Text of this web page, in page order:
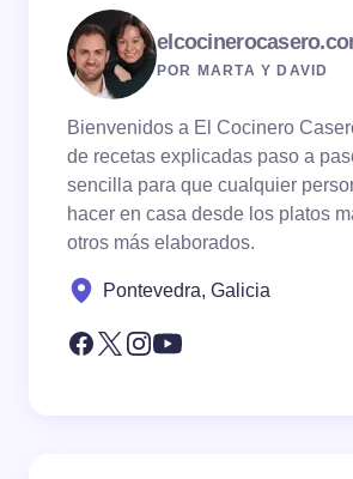
POR MARTA Y DAVID
Bienvenidos a El Cocinero
de recetas explicadas paso a
sencilla para que cualquier
hacer en casa desde los platos
otros más elaborados.
Pontevedra, Galicia